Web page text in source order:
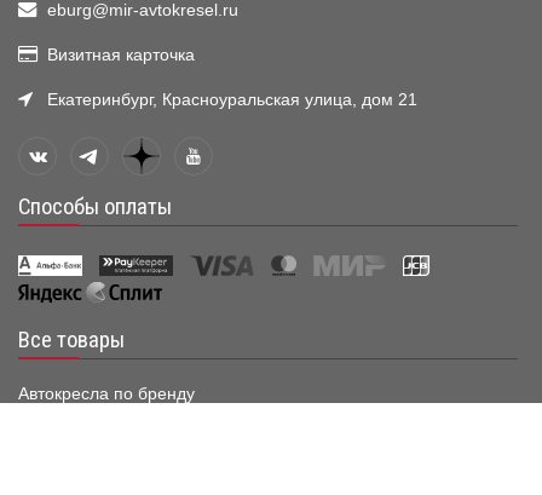
eburg@mir-avtokresel.ru
Визитная карточка
Екатеринбург, Красноуральская улица, дом 21
Способы оплаты
Все товары
Автокресла по бренду